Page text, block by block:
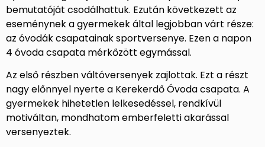
bemutatóját csodálhattuk. Ezután következett az
eseménynek a gyermekek által legjobban várt része:
az óvodák csapatainak sportversenye. Ezen a napon
4 óvoda csapata mérkőzött egymással.
Az első részben váltóversenyek zajlottak. Ezt a részt
nagy előnnyel nyerte a Kerekerdő Óvoda csapata. A
gyermekek hihetetlen lelkesedéssel, rendkívül
motiváltan, mondhatom emberfeletti akarással
versenyeztek.